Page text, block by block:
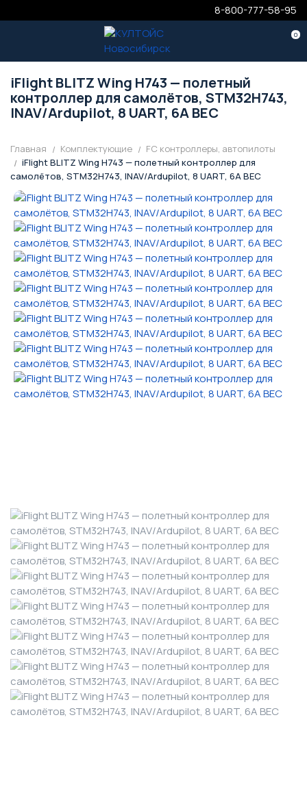
8-800-777-58-95
0
iFlight BLITZ Wing H743 — полетный
контроллер для самолётов, STM32H743,
INAV/Ardupilot, 8 UART, 6A BEC
Главная Комплектующие
FC контроллеры, автопилоты
iFlight BLITZ Wing H743 — полетный контроллер для
самолётов, STM32H743, INAV/Ardupilot, 8 UART, 6A BEC